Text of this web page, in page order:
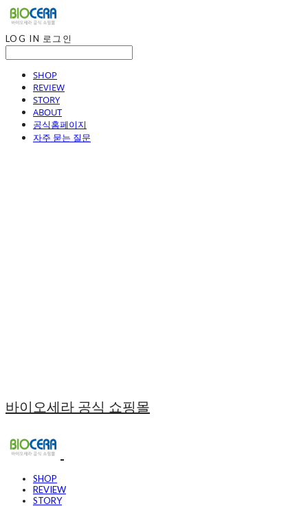
LOG IN 로그인
SHOP
REVIEW
STORY
ABOUT
공식홈페이지
자주 묻는 질문
바이오세라 공식 쇼핑몰
SHOP
REVIEW
STORY